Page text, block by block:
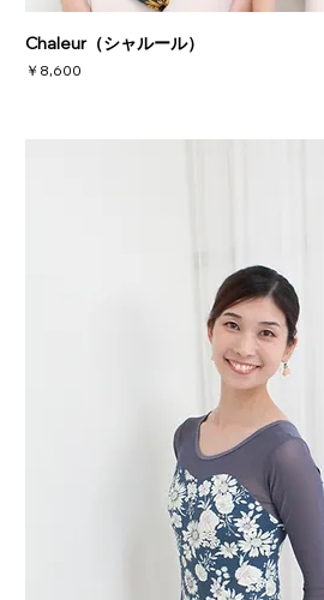
Chaleur（シャルール）
価格
￥8,600